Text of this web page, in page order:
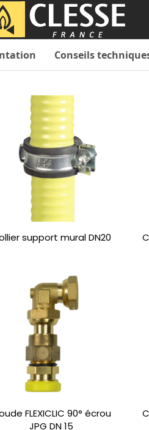
Conseils
support mural DN20
FLEXICLIC 90° écrou
JPG DN 15